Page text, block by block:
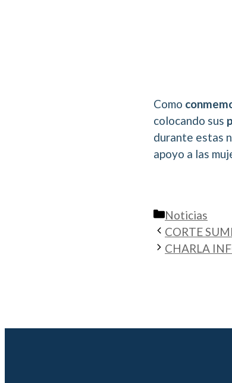
Como
colocando sus
durante estas
apoyo a las
Categorías
Noticias
CORTE
CHARLA